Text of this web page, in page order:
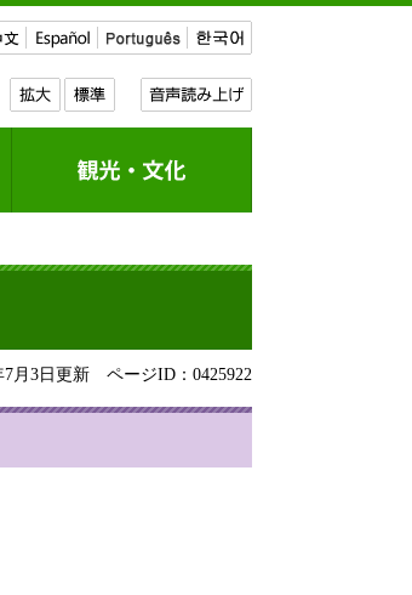
7月3日更新 ページID：0425922